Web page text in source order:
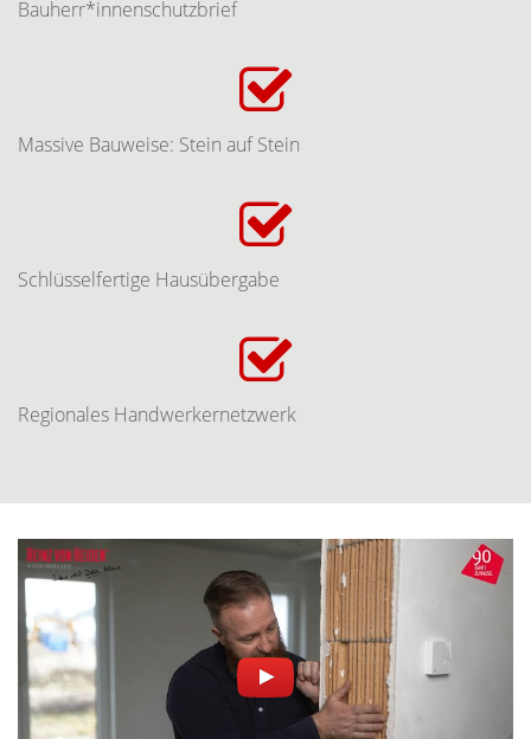
Bauherr*innenschutzbrief
Massive Bauweise: Stein auf Stein
Schlüsselfertige Hausübergabe
Regionales Handwerkernetzwerk